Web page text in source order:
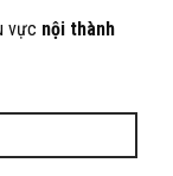
vực nội thành